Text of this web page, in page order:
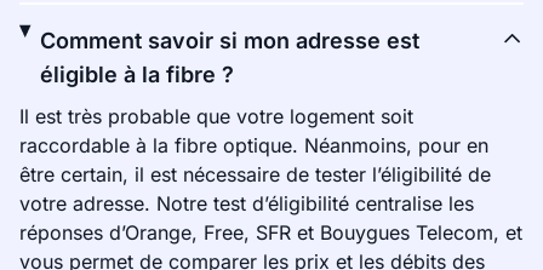
Comment savoir si mon adresse est
éligible à la fibre ?
Il est très probable que votre logement soit
raccordable à la fibre optique. Néanmoins, pour en
être certain, il est nécessaire de tester l’éligibilité de
votre adresse. Notre test d’éligibilité centralise les
réponses d’Orange, Free, SFR et Bouygues Telecom, et
vous permet de comparer les prix et les débits des